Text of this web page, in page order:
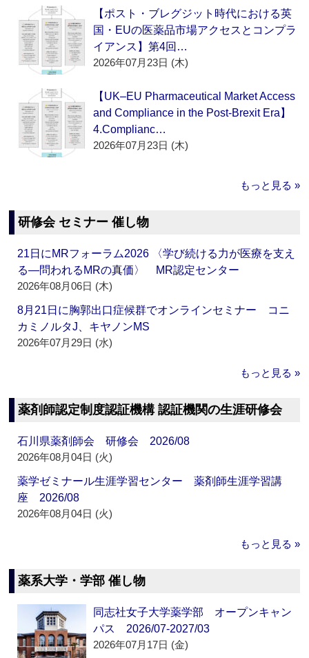
【ポスト・ブレグジット時代における英
国・EUの医薬品市場アクセスとコンプラ
イアンス】第4回…
2026年07月23日 (木)
【UK–EU Pharmaceutical Market Access
and Compliance in the Post-Brexit Era】
4.Complianc…
2026年07月23日 (木)
もっと見る »
研修会 セミナー 催し物
21日にMRフォーラム2026 〈学び続ける力が医療を支え
る―問われるMRの真価〉 MR認定センター
2026年08月06日 (木)
8月21日に胸郭出口症候群でオンラインセミナー コニ
カミノルタJ、キヤノンMS
2026年07月29日 (水)
もっと見る »
薬剤師認定制度認証機構 認証機関の生涯研修会
石川県薬剤師会 研修会 2026/08
2026年08月04日 (火)
薬学ゼミナール生涯学習センター 薬剤師生涯学習講
座 2026/08
2026年08月04日 (火)
もっと見る »
薬系大学・学部 催し物
同志社女子大学薬学部 オープンキャン
パス 2026/07-2027/03
2026年07月17日 (金)